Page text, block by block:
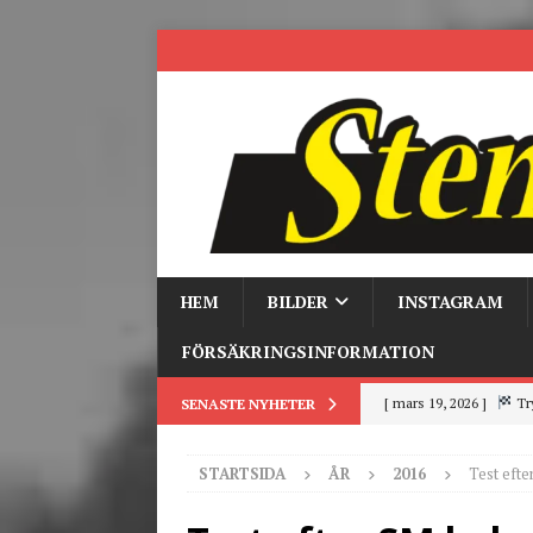
HEM BILDER INSTAGRAM
FÖRSÄKRINGSINFORMATION
SENASTE NYHETER [ mars 19, 2026 ]
[ juni 26, 2026 ] Back
[ juni 23, 2026 ] Tack
STARTSIDA ÅR 2016 Test